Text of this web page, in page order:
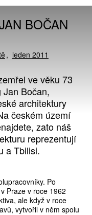
BOČAN
leden 2011
ve věku 73
Jan Bočan,
architektury
českém území
zato náš
reprezentují
a Tbilisi.
Po
Praze v roce 1962
ale když v roce
vytvořil v něm spolu